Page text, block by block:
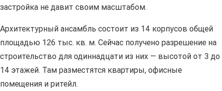
застройка не давит своим масштабом.
Архитектурный ансамбль состоит из 14 корпусов общей
площадью 126 тыс. кв. м. Сейчас получено разрешение на
строительство для одиннадцати из них — высотой от 3 до
14 этажей. Там разместятся квартиры, офисные
помещения и ритейл.